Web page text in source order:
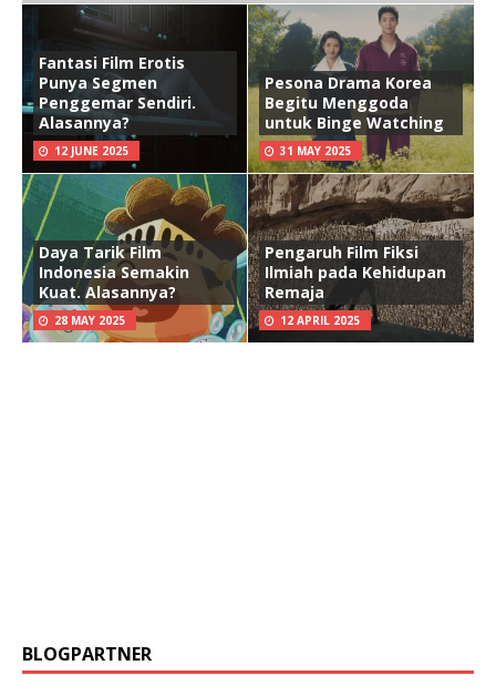
Fantasi Film Erotis
Punya Segmen
Penggemar Sendiri.
Alasannya?
12 JUNE 2025
Pesona Drama Korea
Begitu Menggoda
untuk Binge Watching
31 MAY 2025
Daya Tarik Film
Indonesia Semakin
Kuat. Alasannya?
28 MAY 2025
Pengaruh Film Fiksi
Ilmiah pada Kehidupan
Remaja
12 APRIL 2025
BLOGPARTNER